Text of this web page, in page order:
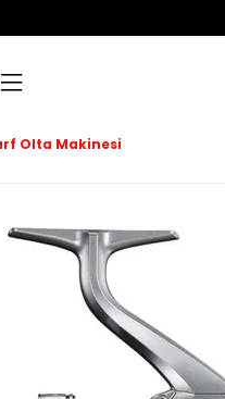
Olta Makinesi